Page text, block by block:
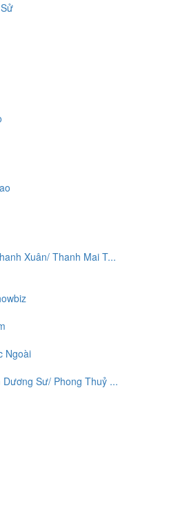
Xuân/ Thanh Mai T...
Ngoài
Dương Sư/ Phong Thuỷ ...